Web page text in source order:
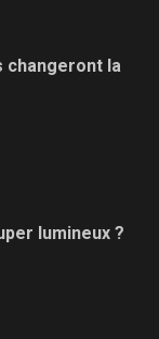
changeront la
lumineux ?